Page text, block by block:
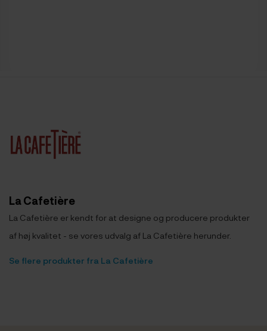
La Cafetière
La Cafetière er kendt for at designe og producere produkter
af høj kvalitet - se vores udvalg af La Cafetière herunder.
Se flere produkter fra La Cafetière